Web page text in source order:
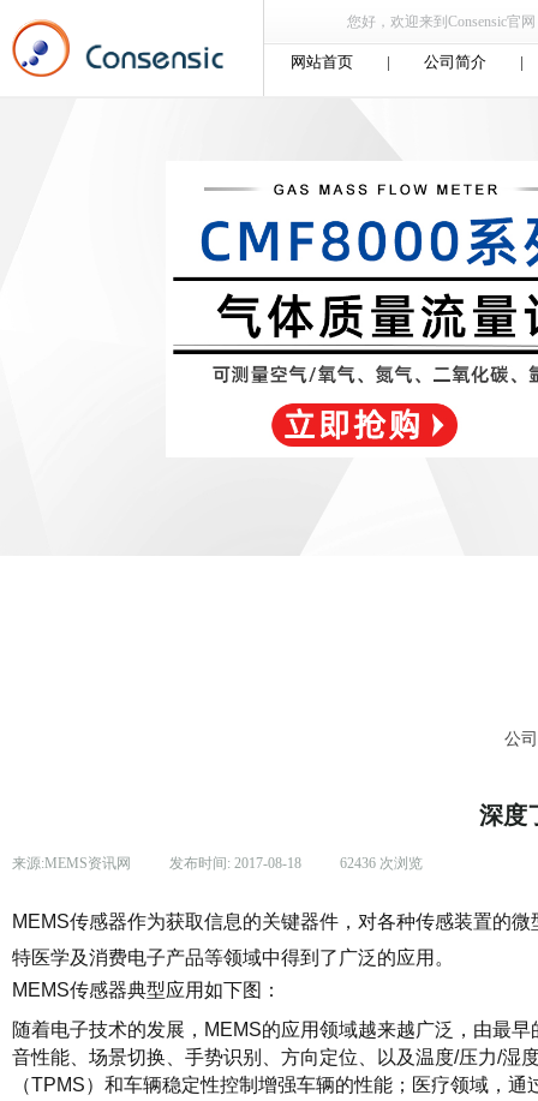
您好，欢迎来到Consensic官
网站首页 | 公司简介 |
公
深度
来源:MEMS资讯网 发布时间: 2017-08-18 62436 次浏览
MEMS传感器作为获取信息的关键器件，对各种传感装置的
特医学及消费电子产品等领域中得到了广泛的应用。
MEMS传感器典型应用如下图：
随着电子技术的发展，MEMS的应用领域越来越广泛，由最
音性能、场景切换、手势识别、方向定位、以及温度/压力/湿
（TPMS）和车辆稳定性控制增强车辆的性能；医疗领域，